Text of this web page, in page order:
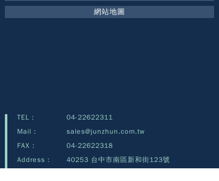
網站地圖
TEL :
04-22622311
Mail :
sales@junzhun.com.tw
FAX :
04-22622318
Address :
40253 台中市南區新和街123號